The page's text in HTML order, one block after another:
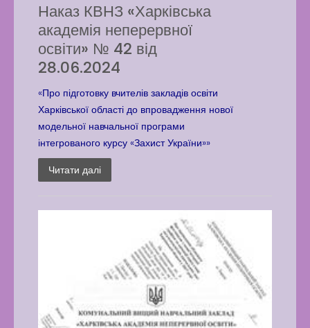
Наказ КВНЗ «Харківська
академія неперервної
освіти» № 42 від
28.06.2024
«Про підготовку вчителів закладів освіти
Харківської області до впровадження нової
модельної навчальної програми
інтегрованого курсу «Захист України»»
Читати далі